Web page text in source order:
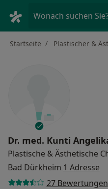
Wonach suchen
Startseite Plastischer &
Dr. med. Kunti
Plastische & Ästhetische
Bad Dürkheim 1 Adresse
27 Bewertungen